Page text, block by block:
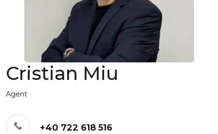
Cristian Miu
Agent
+40 722 618 516